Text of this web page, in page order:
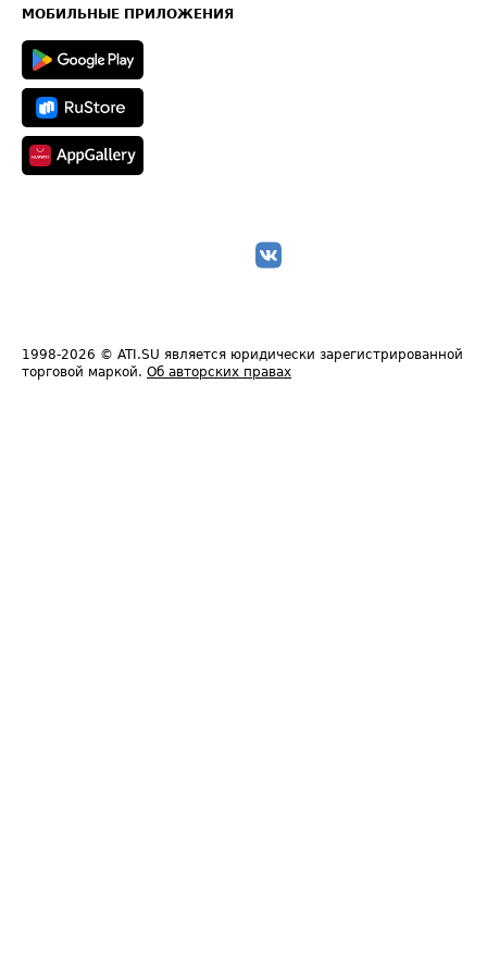
Техническая информация
МОБИЛЬНЫЕ ПРИЛОЖЕНИЯ
1998-2026 © ATI.SU является юридически зарегистрированной
торговой маркой. Об авторских правах